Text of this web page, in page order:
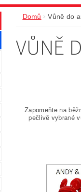
OCHRANY
Domů Vůně do
VŮNĚ
Zapomeňte na
pečlivě vybrané